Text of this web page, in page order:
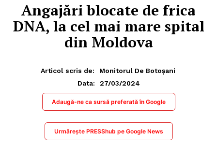
Angajări blocate de frica
DNA, la cel mai mare spital
din Moldova
Articol scris de:
Monitorul De Botoșani
Data:
27/03/2024
Adaugă-ne ca sursă preferată în Google
Urmărește PRESShub pe Google News